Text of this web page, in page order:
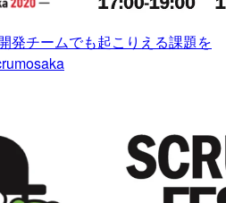
発チームでも起こりえる課題を